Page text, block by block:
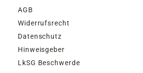
AGB
Widerrufsrecht
Datenschutz
Hinweisgeber
LkSG Beschwerde